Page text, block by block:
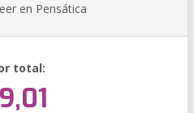
en Pensática
total: